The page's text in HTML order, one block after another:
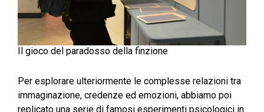
Il gioco del paradosso della finzione
Per esplorare ulteriormente le complesse relazioni tra
immaginazione, credenze ed emozioni, abbiamo poi
replicato una serie di famosi esperimenti psicologici in